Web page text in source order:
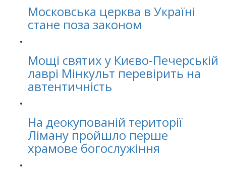
Московська церква в Україні
стане поза законом
Мощі святих у Києво-Печерській
лаврі Мінкульт перевірить на
автентичність
На деокупованій території
Ліману пройшло перше
храмове богослужіння